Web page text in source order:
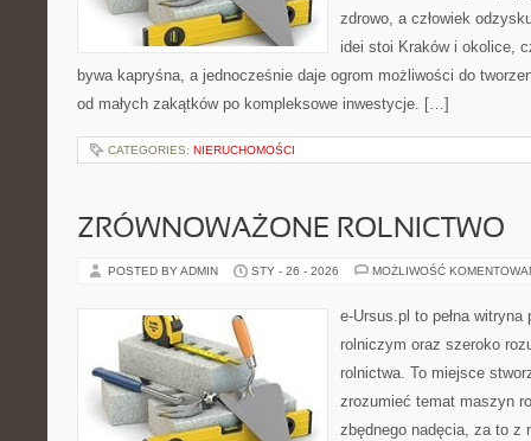
zdrowo, a człowiek
idei stoi Kraków i okolice,
bywa kapryśna, a jednocześnie daje ogrom możliwości do
od małych zakątków po kompleksowe inwestycje. […]
CATEGORIES: NIERUCHOMOŚCI
ZRÓWNOWAŻONE ROLNICTWO
POSTED BY ADMIN STY - 26 - 2026 MOŻLIWOŚĆ
e-Ursus.pl to pełna
rolniczym oraz szeroko
rolnictwa. To miejsce
zrozumieć temat maszyn
zbędnego nadęcia, za to z